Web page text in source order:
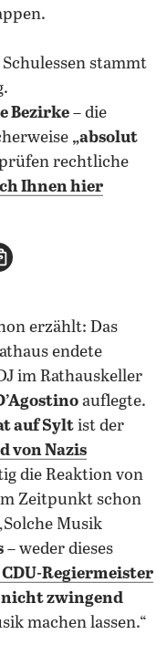
stammt
Bezirke– die
„absolut
rechtliche
Ihnen hier
teilen
E-Mail teilen
erzählt: Das
endete
im Rathauskeller
auflegte.
auf Sylt ist der
von Nazis
die Reaktion von
Zeitpunkt schon
Musik
– weder dieses
Regiermeister
nicht zwingend
machen lassen.“